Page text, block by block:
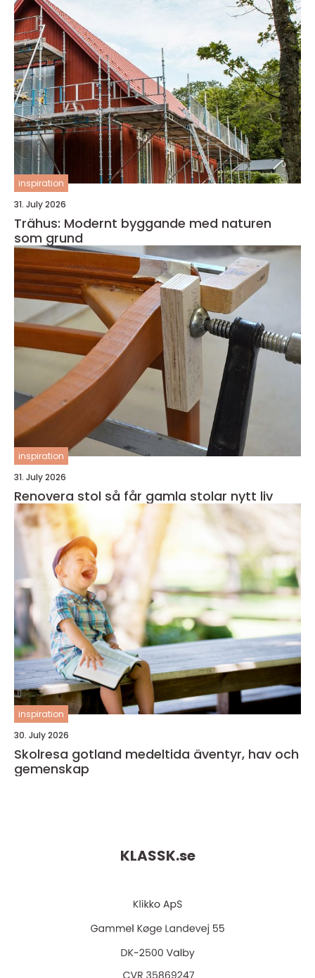
inspiration
31. July 2026
Trähus: Modernt byggande med naturen
som grund
inspiration
31. July 2026
Renovera stol så får gamla stolar nytt liv
inspiration
30. July 2026
Skolresa gotland medeltida äventyr, hav och
gemenskap
KLASSK.se